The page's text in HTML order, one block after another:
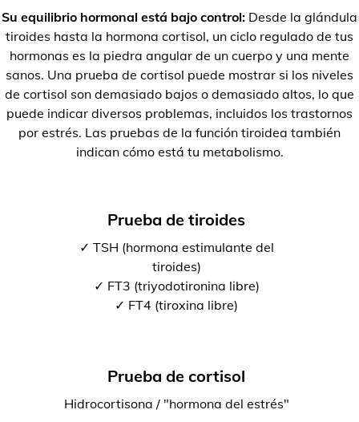
Su equilibrio hormonal está bajo control: Desde la glándula
tiroides hasta la hormona cortisol, un ciclo regulado de tus
hormonas es la piedra angular de un cuerpo y una mente
sanos. Una prueba de cortisol puede mostrar si los niveles
de cortisol son demasiado bajos o demasiado altos, lo que
puede indicar diversos problemas, incluidos los trastornos
por estrés. Las pruebas de la función tiroidea también
indican cómo está tu metabolismo.
Prueba de tiroides
✓ TSH (hormona estimulante del
tiroides)
✓ FT3 (triyodotironina libre)
✓ FT4 (tiroxina libre)
Prueba de cortisol
Hidrocortisona / "hormona del estrés"